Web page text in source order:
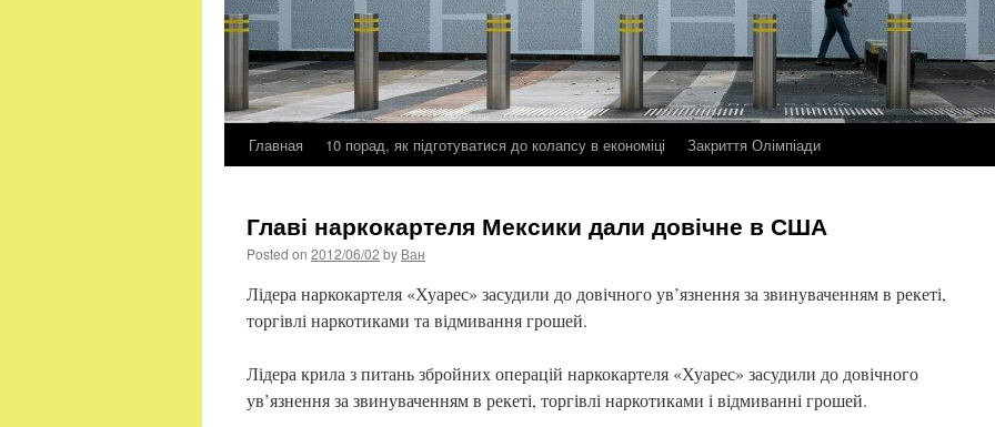
Skip
content
Главная 10 порад, як підготуватися до колапсу в економіці Закриття Олімпіади
Главі наркокартеля Мексики дали довічне в США
Posted on 2012/06/02 by Ван
Лідера наркокартеля «Хуарес» засудили до довічного ув’язнення за звинуваченням в рекеті,
торгівлі наркотиками та відмивання грошей.
Лідера крила з питань збройних операцій наркокартеля «Хуарес» засудили до довічного
ув’язнення за звинуваченням в рекеті, торгівлі наркотиками і відмиванні грошей.